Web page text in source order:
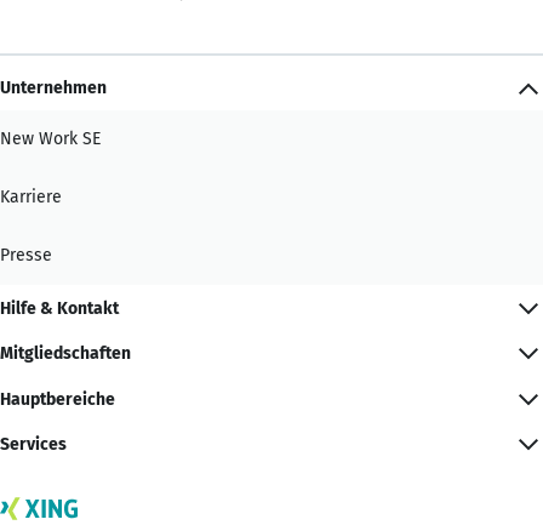
Unternehmen
New Work SE
Karriere
Presse
Hilfe & Kontakt
Mitgliedschaften
Hauptbereiche
Services